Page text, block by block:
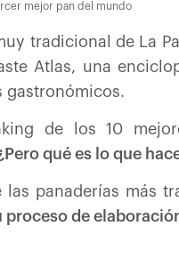
mejor pan del mundo
tradicional de La
Atlas, una
gastronómicos.
de los 10
qué es lo que
panaderías más
proceso de